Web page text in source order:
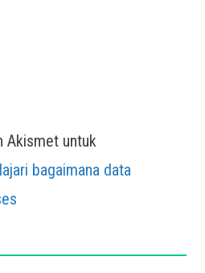
Akismet untuk
bagaimana data